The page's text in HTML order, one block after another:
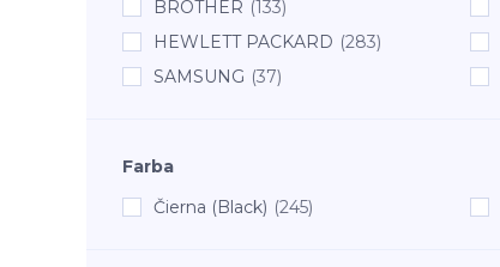
BROTHER (133)
HEWLETT PACKARD (283)
SAMSUNG (37)
Farba
Čierna (Black) (245)